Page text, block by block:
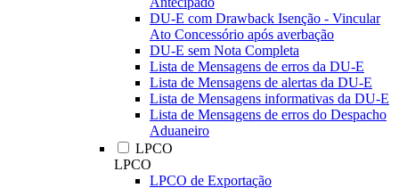
DU-E com Drawback Isenção - Vincular
Ato Concessório após averbação
DU-E sem Nota Completa
Lista de Mensagens de erros da DU-E
Lista de Mensagens de alertas da DU-E
Lista de Mensagens informativas da DU-E
Lista de Mensagens de erros do Despacho
Aduaneiro
LPCO
LPCO
LPCO de Exportação